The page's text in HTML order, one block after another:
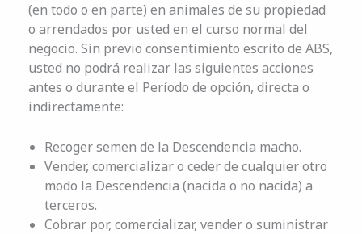
(en todo o en parte) en animales de su propiedad
o arrendados por usted en el curso normal del
negocio. Sin previo consentimiento escrito de ABS,
usted no podrá realizar las siguientes acciones
antes o durante el Período de opción, directa o
indirectamente:
Recoger semen de la Descendencia macho.
Vender, comercializar o ceder de cualquier otro
modo la Descendencia (nacida o no nacida) a
terceros.
Cobrar por, comercializar, vender o suministrar